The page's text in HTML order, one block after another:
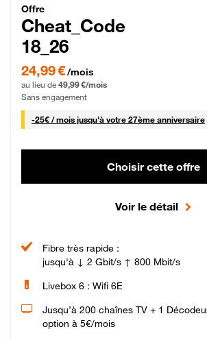
Cheat_Code Fibre_18_26
Offre
Cheat_Code
18_26
24,99 € par mois pendant 0 mois puis 49,99 € par
24,99 €/mois
au lieu de 49,99 €/mois
Sans engagement
-25€ / mois25 € par mois
jusqu'à votre 27ème anniversaire
Choisir cette offre
Voir le détail
Fibre très rapide :
jusqu'à ↓ 2 Gbit/s ↑ 800 Mbit/s
Livebox 6 : Wifi 6E
Jusqu’à 200 chaînes TV + 1
option à 5€/mois